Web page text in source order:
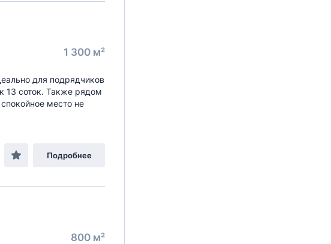
1 300 м²
для подрядчиков
13 соток. Также рядом
место не
Подробнее
800 м²